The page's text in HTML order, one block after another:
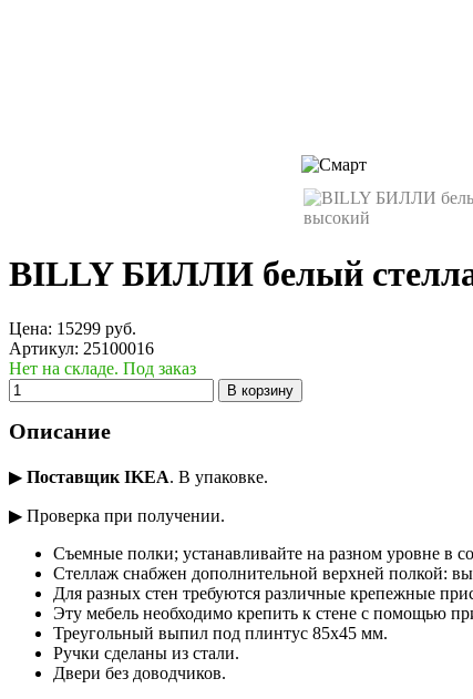
BILLY БИЛЛИ белый
Цена: 15299 руб.
Артикул: 25100016
Нет на складе. Под заказ
В корзину
Описание
▶ Поставщик IKEA. В упаковке.
▶ Проверка при получении.
Съемные полки; устанавливайте на разном уровне в
Стеллаж снабжен дополнительной верхней полкой:
Для разных стен требуются различные крепежные
Эту мебель необходимо крепить к стене с помощью
Треугольный выпил под плинтус 85х45 мм.
Ручки сделаны из стали.
Двери без доводчиков.